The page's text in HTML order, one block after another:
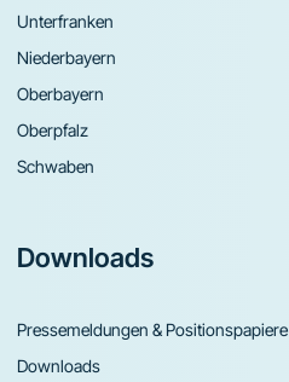
Unterfranken
Niederbayern
Oberbayern
Oberpfalz
Schwaben
Downloads
Pressemeldungen & Positionspapiere
Downloads